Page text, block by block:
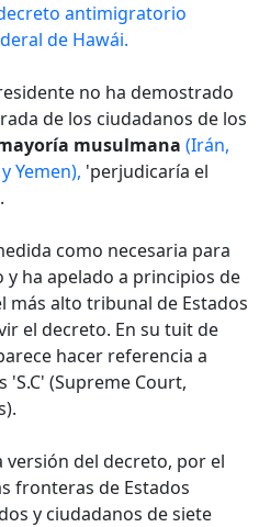
antimigratorio
de Hawái.
no ha demostrado
de los ciudadanos de los
musulmana (Irán,
Yemen), 'perjudicaría el
como necesaria para
ha apelado a principios de
más alto tribunal de Estados
el decreto. En su tuit de
hacer referencia a
(Supreme Court,
del decreto, por el
fronteras de Estados
y ciudadanos de siete